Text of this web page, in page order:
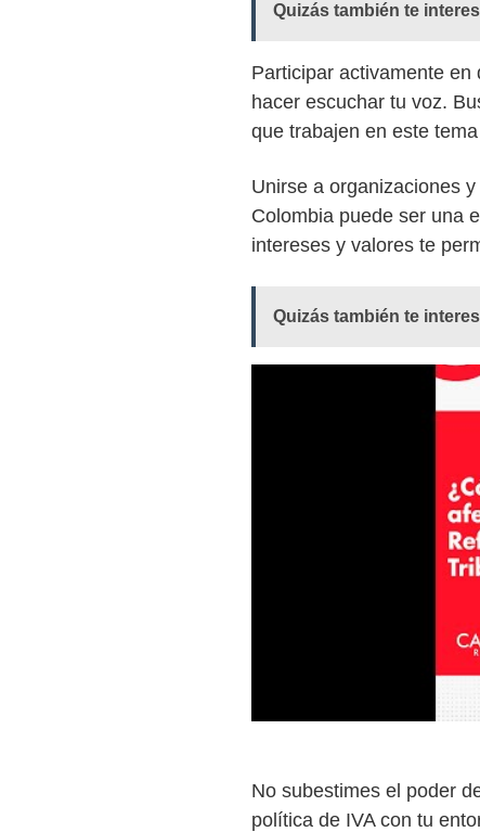
Quizás también te
Participar activamente
hacer escuchar tu voz.
que trabajen en este
Unirse a organizaciones
Colombia puede ser una
intereses y valores te
Quizás también te
No subestimes el poder
política de IVA con tu